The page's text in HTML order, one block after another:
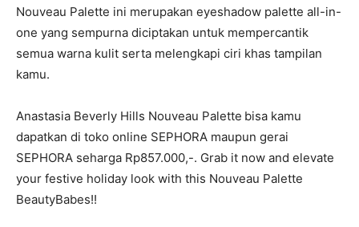
Nouveau Palette ini merupakan eyeshadow palette all-in-
one yang sempurna diciptakan untuk mempercantik
semua warna kulit serta melengkapi ciri khas tampilan
kamu.
Anastasia Beverly Hills Nouveau Palette bisa kamu
dapatkan di toko online SEPHORA maupun gerai
SEPHORA seharga Rp857.000,-. Grab it now and elevate
your festive holiday look with this Nouveau Palette
BeautyBabes!!